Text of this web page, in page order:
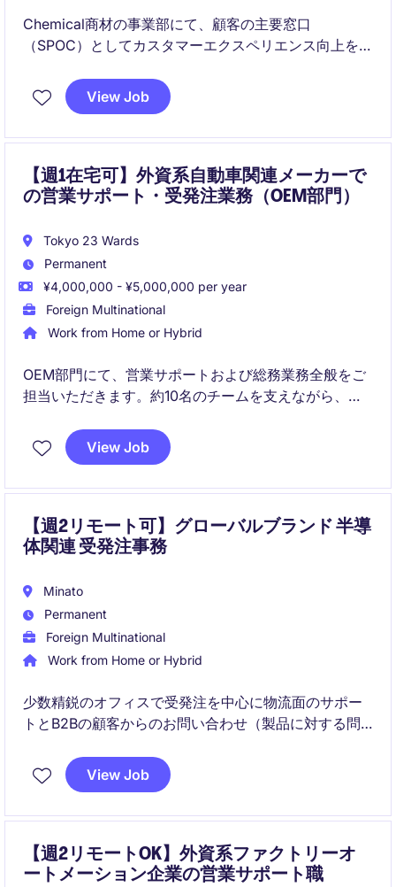
Chemical商材の事業部にて、顧客の主要窓口
（SPOC）としてカスタマーエクスペリエンス向上を担
Order-to-Cashプロセス全体を支えながら、社内外と
View Job
【週1在宅可】外資系自動車関連メーカーで
の営業サポート・受発注業務（OEM部門）
Tokyo 23 Wards
Permanent
¥4,000,000 - ¥5,000,000 per year
Foreign Multinational
Work from Home or Hybrid
OEM部門にて、営業サポートおよび総務業務全般をご
担当いただきます。約10名のチームを支えながら、受
など幅広い業務を担います。グローバルな環境で、正
確性とスピードを重視した業務遂行が求められます。
View Job
【週2リモート可】グローバルブランド 半導
体関連 受発注事務
Minato
Permanent
Foreign Multinational
Work from Home or Hybrid
少数精鋭のオフィスで受発注を中心に物流面のサポー
トとB2Bの顧客からのお問い合わせ（製品に対する問
View Job
【週2リモートOK】外資系ファクトリーオ
ートメーション企業の営業サポート職